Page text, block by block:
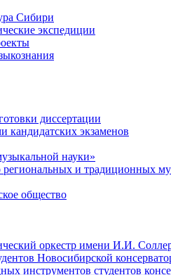
Сибири
экспедиции
диссертации
кандидатских экзаменов
науки»
и традиционных
общество
оркестр имени И.И.
Новосибирской
инструментов студентов